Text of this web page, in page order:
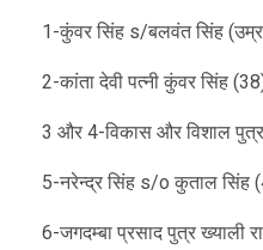
1-कुंवर सिंह s/बलवंत सिंह
2-कांता देवी पत्नी कुंवर सिंह
3 और 4-विकास और विशाल पुत्र
5-नरेन्द्र सिंह s/o कुताल सिंह
6-जगदम्बा प्रसाद पुत्र ख्याली